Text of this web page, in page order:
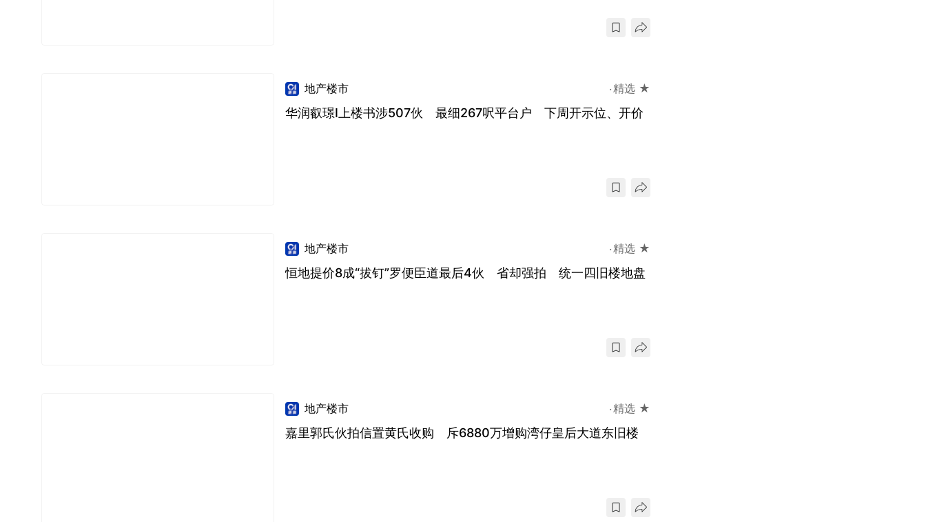
地产楼市 精选 ★
华润叡璟I上楼书涉507伙 最细267呎平台户 下周开示位、开价
地产楼市 精选 ★
恒地提价8成“拔钉”罗便臣道最后4伙 省却强拍 统一四旧楼地盘
地产楼市 精选 ★
嘉里郭氏伙拍信置黄氏收购 斥6880万增购湾仔皇后大道东旧楼